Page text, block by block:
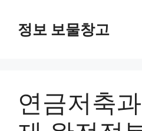
정보 보물창고
연금저축